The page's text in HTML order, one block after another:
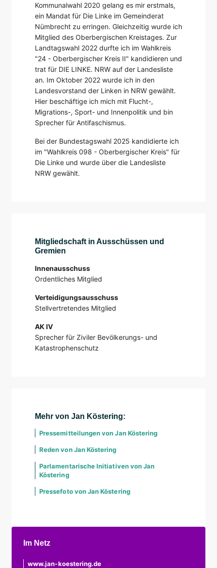
Kommunalwahl 2020 gelang es mir erstmals,
ein Mandat für Die Linke im Gemeinderat
Nümbrecht zu erringen. Gleichzeitig wurde ich
Mitglied des Oberbergischen Kreistages. Zur
Landtagswahl 2022 durfte ich im Wahlkreis
"24 - Oberbergischer Kreis II" kandidieren und
trat für DIE LINKE. NRW auf der Landesliste
an. Im Oktober 2022 wurde ich in den
Landesvorstand der Linken in NRW gewählt.
Hier beschäftige ich mich mit Flucht-,
Migrations-, Sport- und Innenpolitik und bin
Sprecher für Antifaschismus.
Bei der Bundestagswahl 2025 kandidierte ich
im "Wahlkreis 098 - Oberbergischer Kreis" für
Die Linke und wurde über die Landesliste
NRW gewählt.
Mitgliedschaft in Ausschüssen und
Gremien
Innenausschuss
Ordentliches Mitglied
Verteidigungsausschuss
Stellvertretendes Mitglied
AK IV
Sprecher für Ziviler Bevölkerungs- und
Katastrophenschutz
Mehr von Jan Köstering:
Pressemitteilungen von Jan Köstering
Reden von Jan Köstering
Parlamentarische Initiativen von Jan
Köstering
Pressefoto von Jan Köstering
Im Netz
www.jan-koestering.de